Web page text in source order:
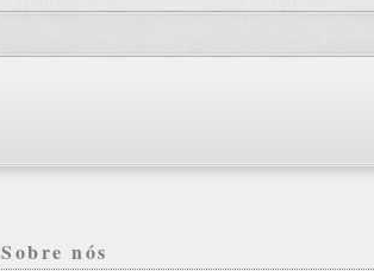
Sobre nós